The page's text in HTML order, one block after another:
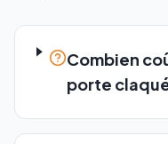
Combien
porte